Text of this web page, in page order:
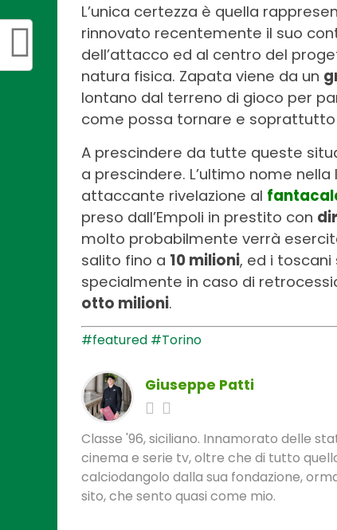
L’unica certezza è quella
rinnovato recentemente il suo
dell’attacco ed al centro del
natura fisica. Zapata viene da un
lontano dal terreno di gioco per
come possa tornare e
A prescindere da tutte queste
a prescindere. L’ultimo nome
attaccante rivelazione al
preso dall’Empoli in prestito con
molto probabilmente verrà
salito fino a 10 milioni, ed i
specialmente in caso di
otto milioni.
#featured #Torino
Giuseppe Patti
Classe '96, siciliano. Innamorato delle
cinema e serie tv, oltre che di tutto
calciodangolo dalla sua fondazione,
sito, che sento quasi come mio.